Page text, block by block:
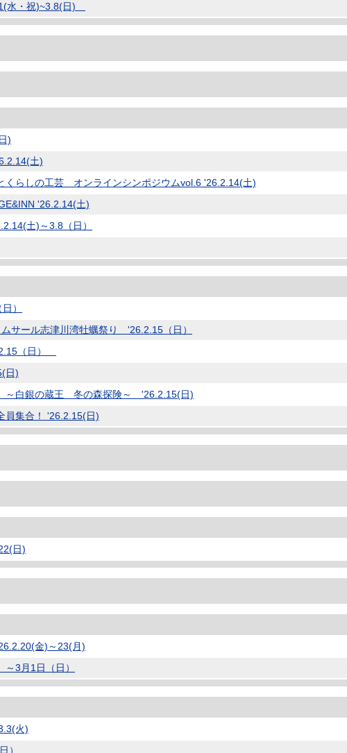
水・祝)~3.8(日)
)
土)
らしの工芸 オンラインシンポジウムvol.6 '26.2.14(土)
'26.2.14(土)
土)～3.8（日）
）
サール志津川湾牡蠣祭り '26.2.15（日）
（日）
日)
～白銀の蔵王 冬の森探険～ '26.2.15(日)
員集合！ '26.2.15(日)
日)
金)～23(月)
3月1日（日）
火)
日）